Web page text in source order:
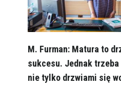
M. Furman: Matura to
sukcesu. Jednak
nie tylko drzwiami się